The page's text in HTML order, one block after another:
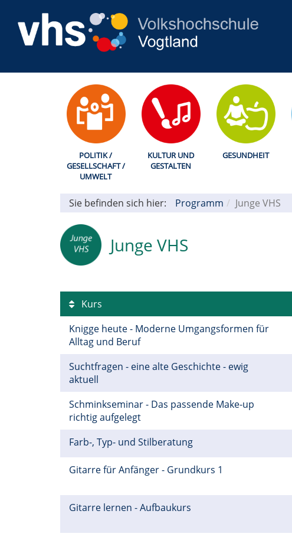
POLITIK /
GESELLSCHAFT /
UMWELT
KULTUR UND
GESTALTEN
GESUNDHEIT
Sie befinden sich hier: Programm Junge VHS
Junge VHS
Kurs
Knigge heute - Moderne Umgangsformen für
Alltag und Beruf
Suchtfragen - eine alte Geschichte - ewig
aktuell
Schminkseminar - Das passende Make-up
richtig aufgelegt
Farb-, Typ- und Stilberatung
Gitarre für Anfänger - Grundkurs 1
Gitarre lernen - Aufbaukurs